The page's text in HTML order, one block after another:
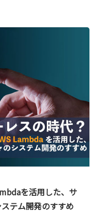
を活用した、サ
テム開発のすすめ